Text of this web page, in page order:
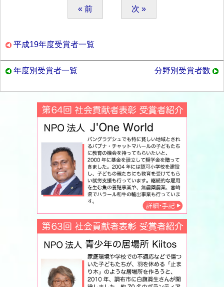
« 前 次 »
平成19年度受賞者一覧
年度別受賞者一覧 分野別受賞者数